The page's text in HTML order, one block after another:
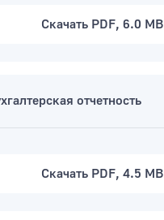
Скачать PDF, 6.0 MB
отчетность
Скачать PDF, 4.5 MB